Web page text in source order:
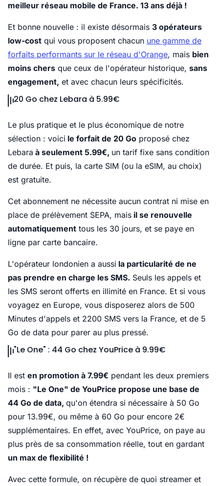
meilleur réseau mobile de France. 13 ans déjà !
Et bonne nouvelle : il existe désormais 3 opérateurs
low-cost qui vous proposent chacun une gamme de
forfaits performants sur le réseau d'Orange, mais bien
moins chers que ceux de l'opérateur historique, sans
engagement, et avec chacun leurs spécificités.
20 Go chez Lebara à 5.99€
Le plus pratique et le plus économique de notre
sélection : voici le forfait de 20 Go proposé chez
Lebara à seulement 5.99€, un tarif fixe sans condition
de durée. Et puis, la carte SIM (ou la eSIM, au choix)
est gratuite.
Cet abonnement ne nécessite aucun contrat ni mise en
place de prélèvement SEPA, mais il se renouvelle
automatiquement tous les 30 jours, et se paye en
ligne par carte bancaire.
L'opérateur londonien a aussi la particularité de ne
pas prendre en charge les SMS. Seuls les appels et
les SMS seront offerts en illimité en France. Et si vous
voyagez en Europe, vous disposerez alors de 500
Minutes d'appels et 2200 SMS vers la France, et de 5
Go de data pour parer au plus pressé.
"Le One" : 44 Go chez YouPrice à 9.99€
Il est en promotion à 7.99€ pendant les deux premiers
mois : "Le One" de YouPrice propose une base de
44 Go de data, qu'on étendra si nécessaire à 50 Go
pour 13.99€, ou même à 60 Go pour encore 2€
supplémentaires. En effet, avec YouPrice, on paye au
plus près de sa consommation réelle, tout en gardant
un max de flexibilité !
Avec cette formule, on récupère de quoi streamer et